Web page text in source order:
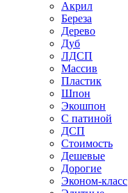
Акрил
Береза
Дерево
Дуб
ЛДСП
Массив
Пластик
Шпон
Экошпон
С патиной
ДСП
Стоимость
Дешевые
Дорогие
Эконом-класс